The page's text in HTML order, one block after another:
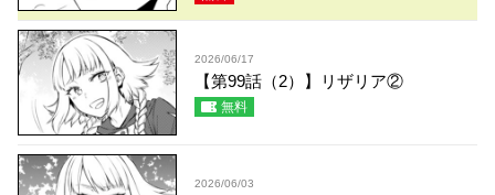
2026/06/17
【第99話（2）】リザリア②
無料
2026/06/03